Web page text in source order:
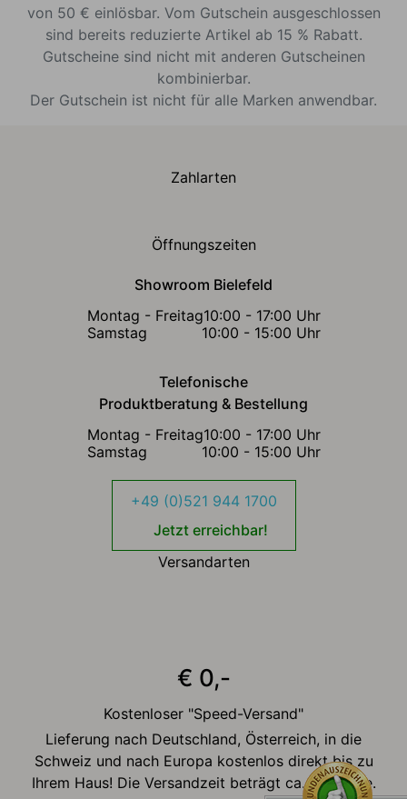
von 50 € einlösbar. Vom Gutschein ausgeschlossen
sind bereits reduzierte Artikel ab 15 % Rabatt.
Gutscheine sind nicht mit anderen Gutscheinen
kombinierbar.
Der Gutschein ist nicht für alle Marken anwendbar.
Zahlarten
Öffnungszeiten
Showroom Bielefeld
Montag - Freitag10:00 - 17:00 Uhr
Samstag
10:00 - 15:00 Uhr
Telefonische
Produktberatung & Bestellung
Montag - Freitag10:00 - 17:00 Uhr
Samstag
10:00 - 15:00 Uhr
+49 (0)521 944 1700
Jetzt erreichbar!
Versandarten
€ 0,-
Kostenloser "Speed-Versand"
Lieferung nach Deutschland, Österreich, in die
Schweiz und nach Europa kostenlos direkt bis zu
Ihrem Haus! Die Versandzeit beträgt ca. 2-3 Tage.